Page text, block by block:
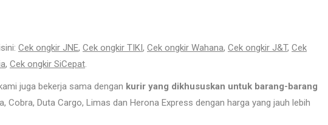
Cek ongkir JNE, Cek ongkir TIKI, Cek ongkir Wahana, Cek ongkir J&T, Cek
, Cek ongkir SiCepat.
juga bekerja sama dengan kurir yang dikhususkan untuk barang-barang
Cobra, Duta Cargo, Limas dan Herona Express dengan harga yang jauh lebih